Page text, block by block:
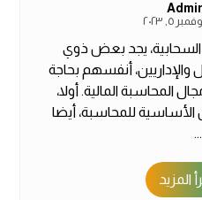
٥, ٢٠٢٣
يجد بعض ذوي
أنفسهم بحاجة
المحاسبة المالية. أولا،
الأساسية للمحاسبة، أيضا
...
المزيد